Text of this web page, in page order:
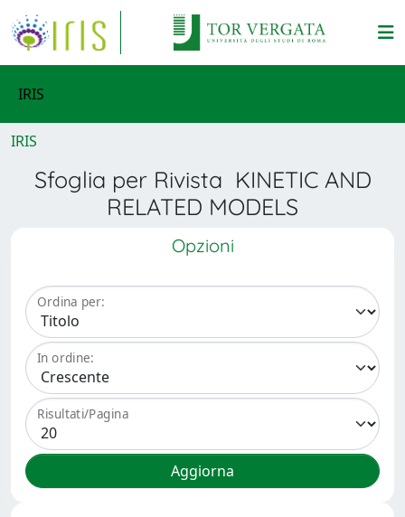
IRIS
IRIS
Sfoglia per Rivista KINETIC AND
RELATED MODELS
Opzioni
Ordina per:
In ordine:
Risultati/Pagina